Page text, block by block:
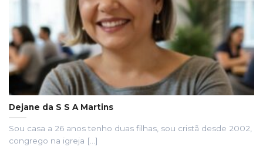
Dejane da S S A Martins
Sou casa a 26 anos tenho duas filhas, sou cristã desde 2002,
congrego na igreja [...]